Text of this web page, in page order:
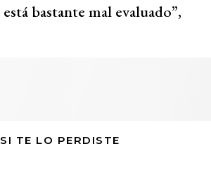
bastante mal evaluado”,
TE LO PERDISTE